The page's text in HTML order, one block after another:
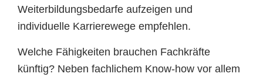
Weiterbildungsbedarfe aufzeigen und
individuelle Karrierewege empfehlen.
Welche Fähigkeiten brauchen Fachkräfte
künftig? Neben fachlichem Know-how vor allem